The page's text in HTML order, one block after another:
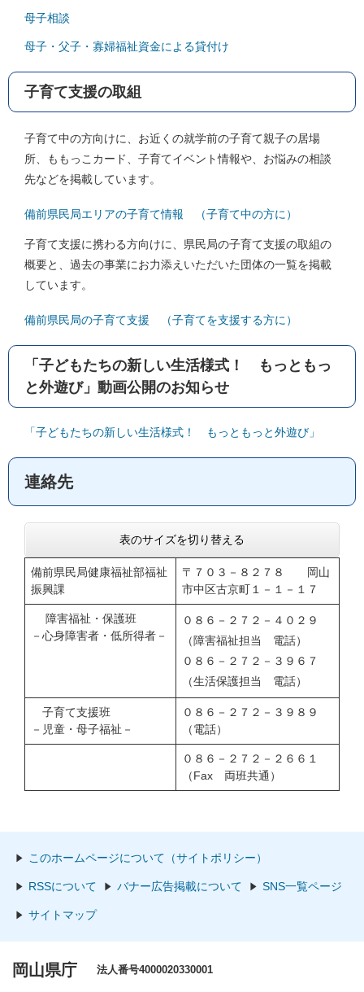
母子相談
母子・父子・寡婦福祉資金による貸付け
子育て支援の取組
子育て中の方向けに、お近くの就学前の子育て親子の居場
所、ももっこカード、子育てイベント情報や、お悩みの相談
先などを掲載しています。
備前県民局エリアの子育て情報 （子育て中の方に）
子育て支援に携わる方向けに、県民局の子育て支援の取組の
概要と、過去の事業にお力添えいただいた団体の一覧を掲載
しています。
備前県民局の子育て支援 （子育てを支援する方に）
「子どもたちの新しい生活様式！ もっともっ
と外遊び」動画公開のお知らせ
「子どもたちの新しい生活様式！ もっともっと外遊び」
連絡先
表のサイズを切り替える
備前県民局健康福祉部福祉
振興課
〒７０３－８２７８ 岡山
市中区古京町１－１－１７
障害福祉・保護班
－心身障害者・低所得者－
０８６－２７２－４０２９
（障害福祉担当 電話）
０８６－２７２－３９６７
（生活保護担当 電話）
子育て支援班
－児童・母子福祉－
０８６－２７２－３９８９
（電話）
０８６－２７２－２６６１
（Fax 両班共通）
このホームページについて（サイトポリシー）
RSSについて バナー広告掲載について SNS一覧ページ
サイトマップ
岡山県庁 法人番号4000020330001